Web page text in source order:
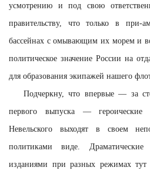
усмотрению и под свою
правительству, что только в при-
бассейнах с омывающим их морем и
политическое значение России на
для образования экипажей нашего
Подчеркну, что впервые — за
первого выпуска — героические
Невельского выходят в своем
политиками виде.
изданиями при разных режимах тут